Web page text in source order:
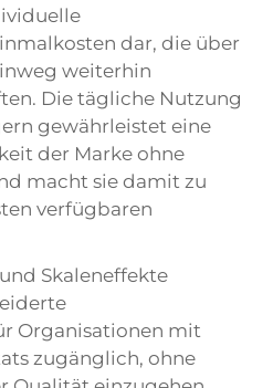
dar, die über
weiterhin
Die tägliche Nutzung
gewährleistet eine
der Marke ohne
macht sie damit zu
verfügbaren
Skaleneffekte
Organisationen mit
zugänglich, ohne